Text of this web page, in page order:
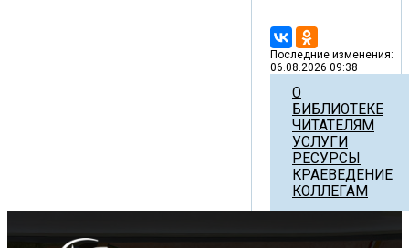
Последние изменения:
06.08.2026 09:38
О
БИБЛИОТЕКЕ
ЧИТАТЕЛЯМ
УСЛУГИ
РЕСУРСЫ
КРАЕВЕДЕНИЕ
КОЛЛЕГАМ